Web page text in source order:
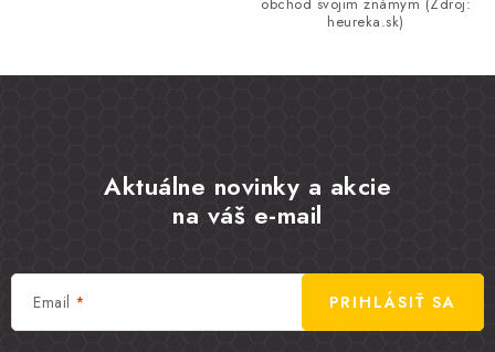
heureka.sk)
Aktuálne novinky a akcie
na váš e-mail
Email PRIHLÁSIŤ SA